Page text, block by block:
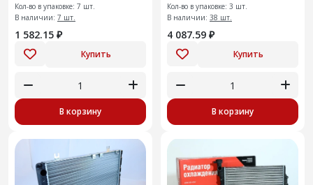
Кол-во в упаковке: 7 шт.
В наличии: 7 шт.
1 582.15 ₽
Купить
В корзину
Кол-во в упаковке: 3 шт.
В наличии: 38 шт.
4 087.59 ₽
Купить
В корзину